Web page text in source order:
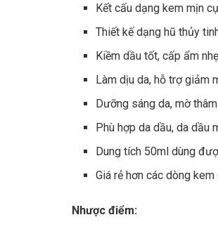
Kết cấu dạng kem mịn
Thiết kế dạng hũ thủy
Kiềm dầu tốt, cấp ẩm
Làm dịu da, hỗ trợ giảm
Dưỡng sáng da, mờ
Phù hợp da dầu, da dầu
Dung tích 50ml dùng
Giá rẻ hơn các dòng
Nhược điểm: